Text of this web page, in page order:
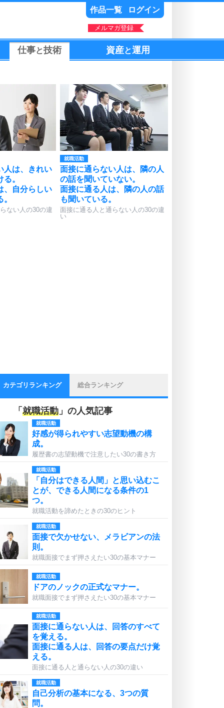
作品一覧 ログイン
メルマガ登録
仕事と技術 資産と運用
人は、きれい
。
、自分らしい
ない人の30の違
就職活動
面接に通らない人は、隣の人
の話を聞いていない。
面接に通る人は、隣の人の話
も聞いている。
面接に通る人と通らない人の30の違
い
カテゴリランキング 総合ランキング
「 就職活動 」の人気記事
就職活動
好感が得られやすい志望動機の構
成。
履歴書の志望動機で注意したい30の書き方
就職活動
「自分はできる人間」と思い込むこ
とが、できる人間になる条件の1
つ。
就職活動を諦めたときの30のヒント
就職活動
面接で欠かせない、メラビアンの法
則。
就職面接でまず押さえたい30の基本マナー
就職活動
ドアのノックの正式なマナー。
就職面接でまず押さえたい30の基本マナー
就職活動
面接に通らない人は、回答のすべて
を覚える。
面接に通る人は、回答の要点だけ覚
える。
面接に通る人と通らない人の30の違い
就職活動
自己分析の基本になる、3つの質
問。